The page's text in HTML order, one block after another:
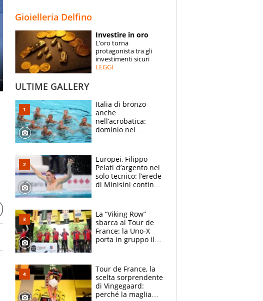
ESPERTI
CONTATTI
Gioielleria Delfino
Investire in oro
L’oro torna
protagonista tra gli
investimenti sicuri
LEGGI
ULTIME GALLERY
Italia di bronzo
anche
nell’acrobatica:
dominio nel
e compagni
continuare
Europei, Filippo
Pelati d’argento nel
solo tecnico: l’erede
di Minisini continua
mirino
La “Viking Row”
sbarca al Tour de
France: la Uno-X
porta in gruppo il
compagni
Tour de France, la
scelta sorprendente
di Vingegaard:
perché la maglia